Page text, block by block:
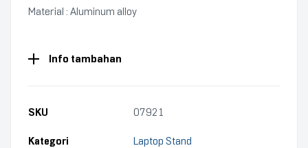
Material : Aluminum alloy
Info tambahan
SKU 07921
Kategori Laptop Stand